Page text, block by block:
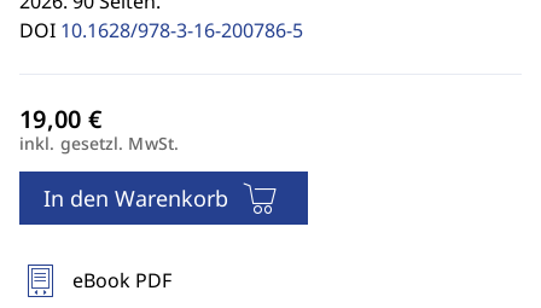
DOI 10.1628/978-3-16-200786-5
inkl. gesetzl. MwSt.
In den Warenkorb
eBook PDF